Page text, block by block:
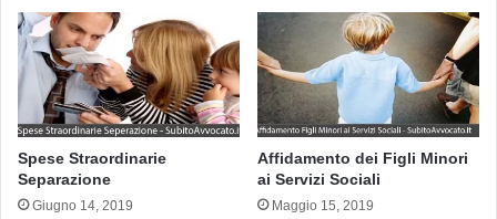
Spese Straordinarie
Separazione
Giugno 14, 2019
Affidamento dei Figli Minori
ai Servizi Sociali
Maggio 15, 2019